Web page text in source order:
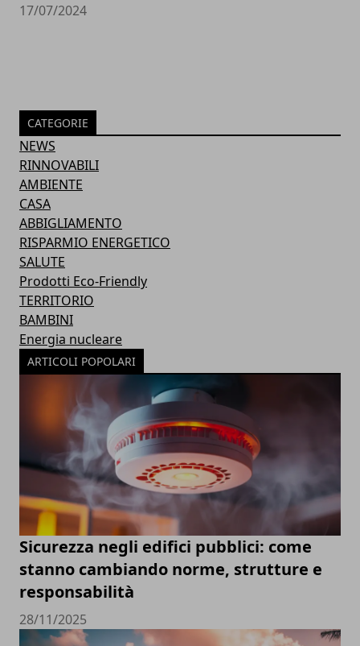
17/07/2024
CATEGORIE
NEWS
RINNOVABILI
AMBIENTE
CASA
ABBIGLIAMENTO
RISPARMIO ENERGETICO
SALUTE
Prodotti Eco-Friendly
TERRITORIO
BAMBINI
Energia nucleare
ARTICOLI POPOLARI
Sicurezza negli edifici pubblici: come
stanno cambiando norme, strutture e
responsabilità
28/11/2025